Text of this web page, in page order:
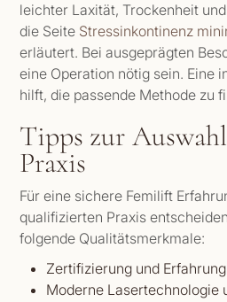
leichter Laxität, Trockenheit
die Seite Stressinkontinenz
erläutert. Bei ausgeprägten
eine Operation nötig sein. Eine
hilft, die passende Methode zu
Tipps zur
Praxis
Für eine sichere Femilift
qualifizierten Praxis
folgende Qualitätsmerkmale:
Zertifizierung und
Moderne Lasertechnologie